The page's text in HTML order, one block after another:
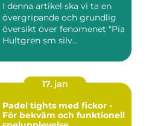
unika och vackra smycken i
silver
I denna artikel ska vi ta en
övergripande och grundlig
översikt över fenomenet "Pia
Hultgren sm silv...
17. jan
Padel tights med fickor -
För bekväm och funktionell